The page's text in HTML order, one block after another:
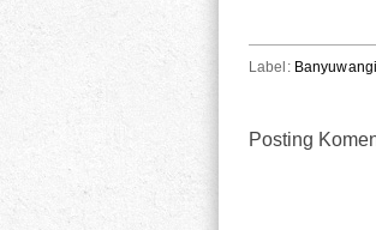
Label: Banyuwangi
Posting